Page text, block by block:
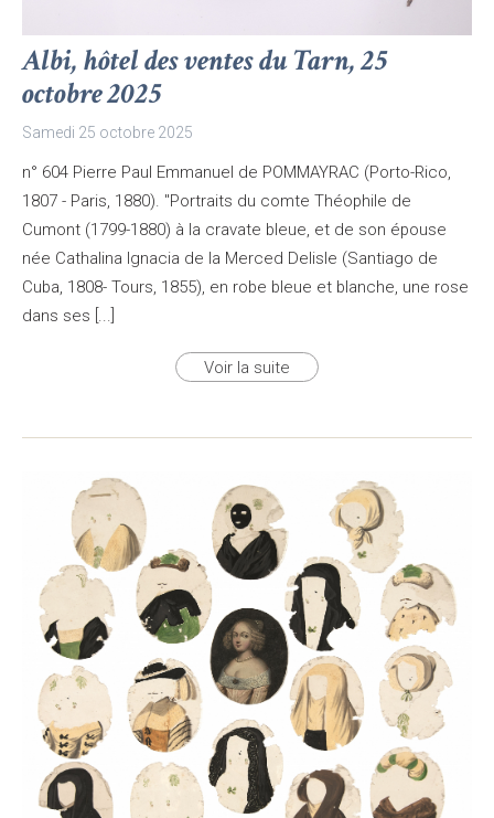
Albi, hôtel des ventes du Tarn, 25
octobre 2025
Samedi 25 octobre 2025
n° 604 Pierre Paul Emmanuel de POMMAYRAC (Porto-Rico,
1807 - Paris, 1880). "Portraits du comte Théophile de
Cumont (1799-1880) à la cravate bleue, et de son épouse
née Cathalina Ignacia de la Merced Delisle (Santiago de
Cuba, 1808- Tours, 1855), en robe bleue et blanche, une rose
dans ses [...]
Voir la suite